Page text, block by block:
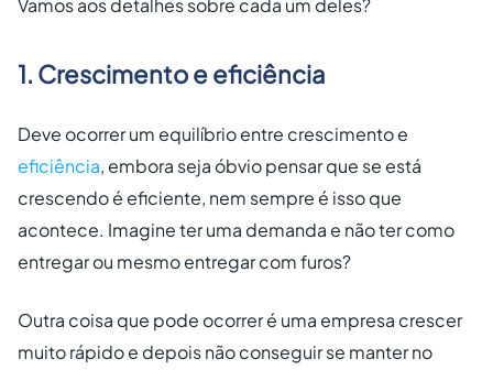
1. Crescimento e eficiência
Deve ocorrer um equilíbrio entre crescimento e
eficiência, embora seja óbvio pensar que se está
crescendo é eficiente, nem sempre é isso que
acontece. Imagine ter uma demanda e não ter como
entregar ou mesmo entregar com furos?
Outra coisa que pode ocorrer é uma empresa crescer
muito rápido e depois não conseguir se manter no